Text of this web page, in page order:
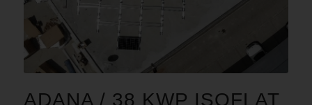
ADANA / 38 KWP ISOFLAT